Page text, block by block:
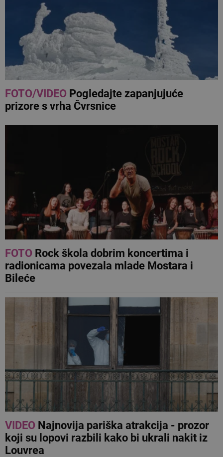
FOTO/VIDEOPogledajte zapanjujuće
prizore s vrha Čvrsnice
FOTORock škola dobrim koncertima i
radionicama povezala mlade Mostara i
Bileće
VIDEONajnovija pariška atrakcija - prozor
koji su lopovi razbili kako bi ukrali nakit iz
Louvrea